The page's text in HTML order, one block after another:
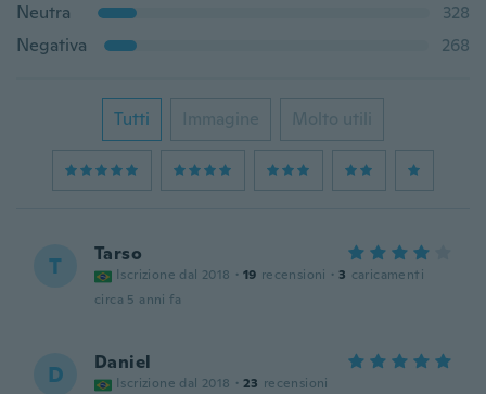
Neutra
328
Negativa
268
Tutti Immagine Molto utili
T Tarso
Iscrizione dal 2018 · 19 recensioni · 3 caricamenti
circa 5 anni fa
D Daniel
Iscrizione dal 2018 · 23 recensioni